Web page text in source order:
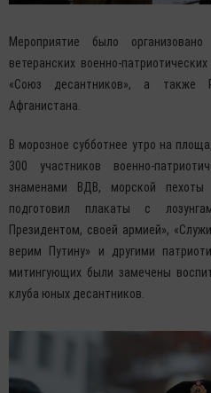
Мероприятие было организовано
ветеранских военно-
«Союз десантников», а также
Афганистана.
В морозное субботнее утро на
300 участников военно-
знаменами ВДВ, морской
подготовил плакаты с
Президентом, своей армией»,
верим Путину» и другими
митингующих были замечены
клуба юных десантников.